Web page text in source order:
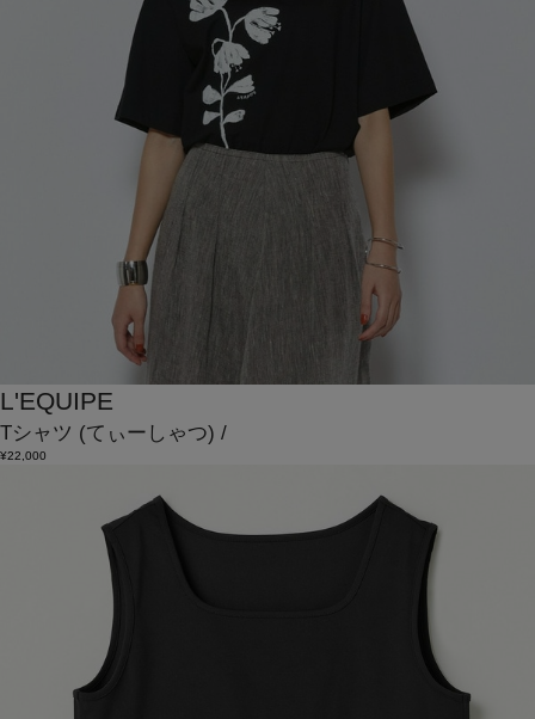
L'EQUIPE
Tシャツ (てぃーしゃつ) /
¥22,000